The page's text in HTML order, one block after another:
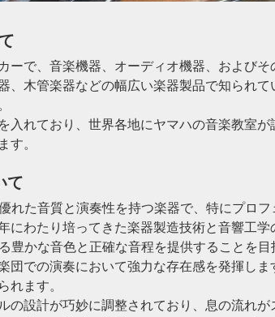
ーで、音楽機器、オーディオ機器、および
、木管楽器などの幅広い楽器製品で知られ
入れており、世界各地にヤマハの音楽教室
す。
て
れた音質と演奏性を持つ楽器で、特にプロ
にわたり培ってきた楽器製造技術と音響工学
豊かな音色と正確な音程を提供することを
団での演奏において強力な存在感を発揮し
れます。
の設計が巧妙に調整されており、息の流れ